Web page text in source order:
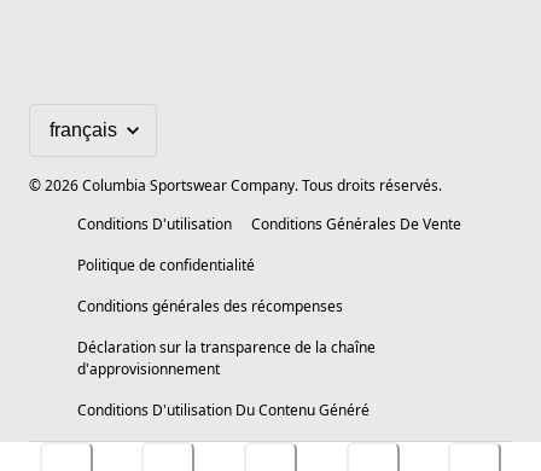
©2026Columbia Sportswear Company. Tous droits réservés.
Conditions D'utilisation
Conditions Générales De Vente
Politique de confidentialité
Conditions générales des récompenses
Déclaration sur la transparence de la chaîne
d'approvisionnement
Conditions D'utilisation Du Contenu Généré